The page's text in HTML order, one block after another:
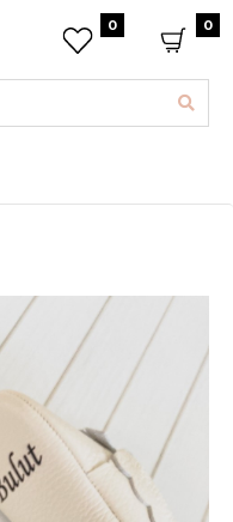
0 0